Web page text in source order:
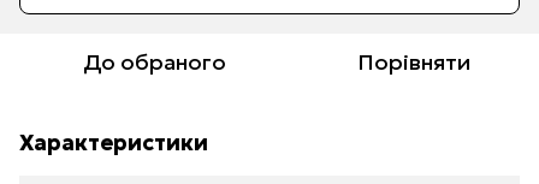
До обраного Порівняти
Характеристики